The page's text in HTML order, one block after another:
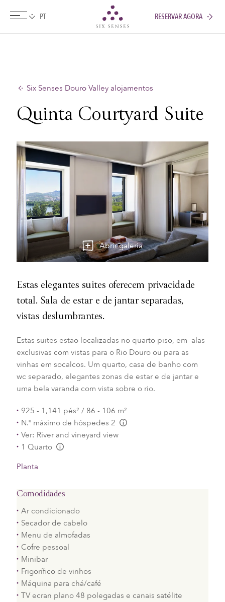
Six sensesRESERVAR AGORA
Six Senses Douro Valley alojamentos
Quinta Courtyard Suite
Abrir galeria
Estas elegantes suites oferecem privacidade
total. Sala de estar e de jantar separadas,
vistas deslumbrantes.
Estas suites estão localizadas no quarto piso, em alas
exclusivas com vistas para o Rio Douro ou para as
vinhas em socalcos. Um quarto, casa de banho com
wc separado, elegantes zonas de estar e de jantar e
uma bela varanda com vista sobre o rio.
925 - 1,141 pés² / 86 - 106 m²
N.º máximo de hóspedes 2
Ver: River and vineyard view
1 Quarto
Planta
Comodidades
Ar condicionado
Secador de cabelo
Menu de almofadas
Cofre pessoal
Minibar
Frigorífico de vinhos
Máquina para chá/café
TV ecran plano 48 polegadas e canais satélite